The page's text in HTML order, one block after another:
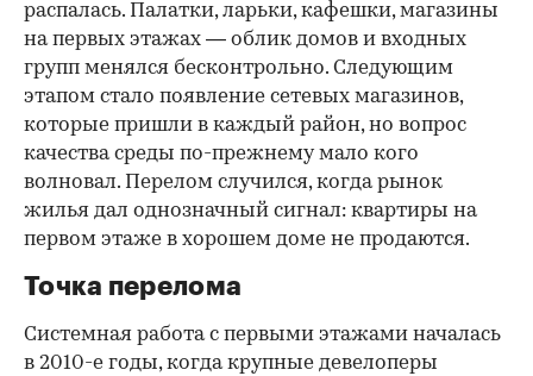
распалась. Палатки, ларьки, кафешки, магазины
на первых этажах — облик домов и входных
групп менялся бесконтрольно. Следующим
этапом стало появление сетевых магазинов,
которые пришли в каждый район, но вопрос
качества среды по-прежнему мало кого
волновал. Перелом случился, когда рынок
жилья дал однозначный сигнал: квартиры на
первом этаже в хорошем доме не продаются.
Точка перелома
Системная работа с первыми этажами началась
в 2010-е годы, когда крупные девелоперы